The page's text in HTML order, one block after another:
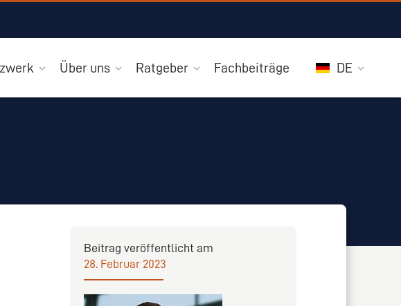
Über uns Ratgeber Fachbeiträge DE
Beitrag veröffentlicht am
28. Februar 2023